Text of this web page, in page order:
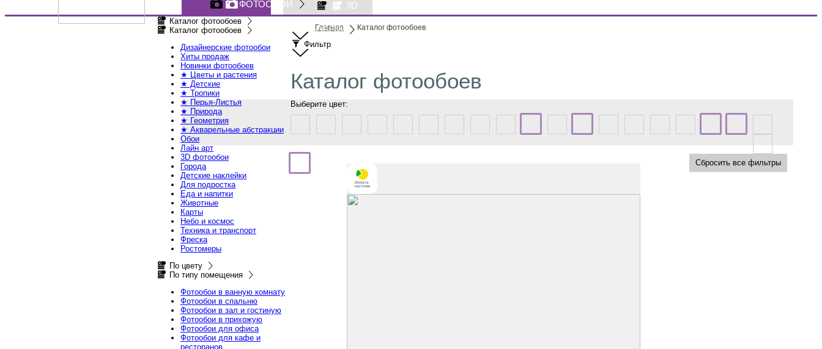
ФОТООБОИ 3D
ОБОИ
Каталог фотообоев
Каталог фотообоев
Дизайнерские фотообои
Хиты продаж
Новинки фотообоев
★ Цветы и растения
★ Детские
★ Тропики
★ Перья-Листья
★ Природа
★ Геометрия
★ Акварельные абстракции
Обои
Лайн арт
3D фотообои
Города
Детские наклейки
Для подростка
Еда и напитки
Животные
Карты
Небо и космос
Техника и транспорт
Фреска
Ростомеры
По цвету
По типу помещения
Фотообои в ванную комнату
Фотообои в спальню
Фотообои в зал и гостиную
Фотообои в прихожую
Фотообои для офиса
Фотообои для кафе и
ресторанов
Главная Каталог фотообоев
Фильтр
Каталог фотообоев
Выберите цвет:
Сбросить все фильтры